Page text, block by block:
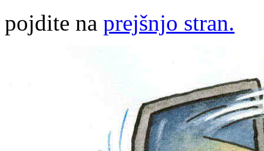
pojdite na prejšnjo stran.